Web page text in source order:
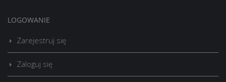
LOGOWANIE
Zarejestruj się
Zaloguj się